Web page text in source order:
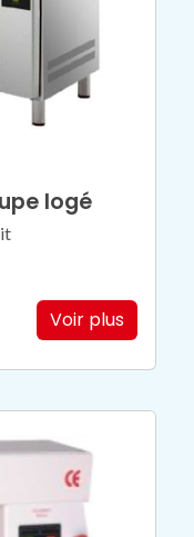
logé
Voir plus